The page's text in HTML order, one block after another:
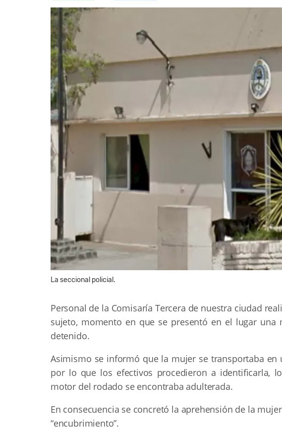
La seccional policial.
Personal de la Comisaría Tercera de nuestra ciudad
sujeto, momento en que se presentó en el lugar
detenido.
Asimismo se informó que la mujer se transportaba
por lo que los efectivos procedieron a identificarla,
motor del rodado se encontraba adulterada.
En consecuencia se concretó la aprehensión de la
“encubrimiento”.